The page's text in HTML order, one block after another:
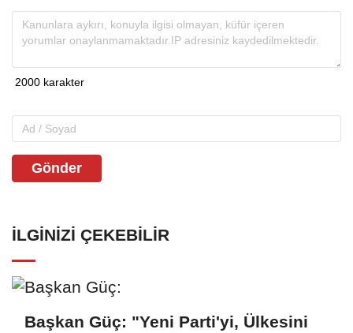
Gönder
İLGINIZI ÇEKEBILIR
Başkan Güç: "Yeni Parti'yi, Ülkesini